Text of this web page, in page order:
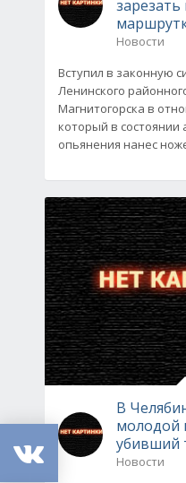
зарезать
Новости
Вступил в законную
Ленинского
Магнитогорска в
который в состоянии
опьянения нанес
В
молодой
убивший
Новости